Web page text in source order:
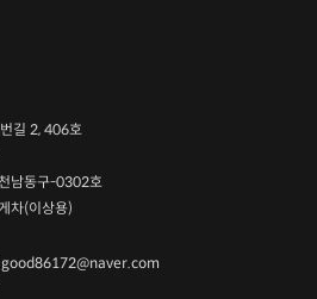
길 2, 406호
남동구-0302호
차(이상용)
good86172@naver.com